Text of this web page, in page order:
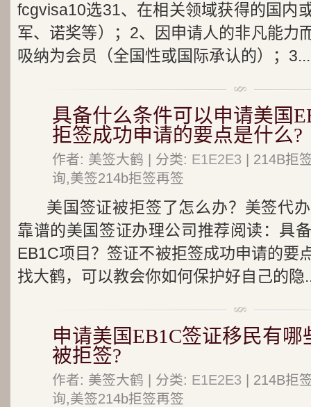
fcgvisa10选31、在相关领域获得的国内
军、诺奖等）；2、因申请人的非凡能力
吸纳为会员（全国性或国际承认的）；3...
具备什么条件可以申请美国
拒签成功申请的要点是什么?
作者: 美签大鹤 | 分类: E1E2E3 | 214B拒
询,美签214b拒签再签
美国签证被拒签了怎么办？美签代
靠谱的美国签证办理公司推荐阅读：具
EB1C项目？签证不被拒签成功申请的要
找大鹤，可以教会你如何保护好自己的隐
申请美国EB1C签证移民有
被拒签?
作者: 美签大鹤 | 分类: E1E2E3 | 214B拒
询,美签214b拒签再签